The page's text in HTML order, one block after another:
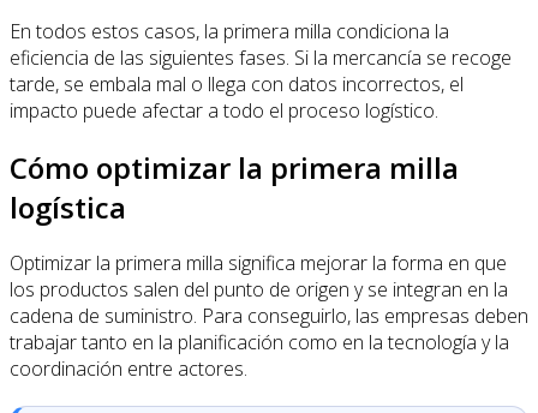
En todos estos casos, la primera milla condiciona la
eficiencia de las siguientes fases. Si la mercancía se recoge
tarde, se embala mal o llega con datos incorrectos, el
impacto puede afectar a todo el proceso logístico.
Cómo optimizar la primera milla
logística
Optimizar la primera milla significa mejorar la forma en que
los productos salen del punto de origen y se integran en la
cadena de suministro. Para conseguirlo, las empresas deben
trabajar tanto en la planificación como en la tecnología y la
coordinación entre actores.